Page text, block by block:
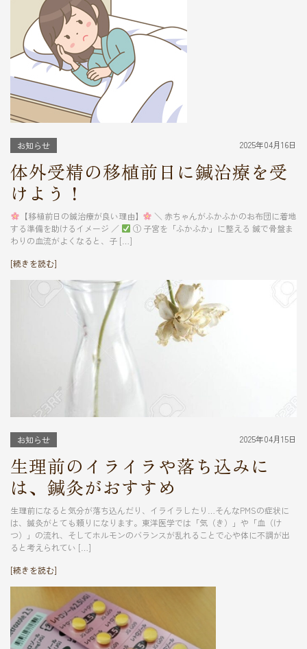
お知らせ 2025年04月16日
体外受精の移植前日に鍼治療を受
けよう！
【移植前日の鍼治療が良い理由】
＼ 赤ちゃんがふかふかのお布団に着地
する準備を助けるイメージ ／
① 子宮を「ふかふか」に整える 鍼で骨盤ま
わりの血流がよくなると、子 […]
[続きを読む]
お知らせ 2025年04月15日
生理前のイライラや落ち込みに
は、鍼灸がおすすめ
生理前になると気分が落ち込んだり、イライラしたり…そんなPMSの症状に
は、鍼灸がとても頼りになります。東洋医学では「気（き）」や「血（け
つ）」の流れ、そしてホルモンのバランスが乱れることで心や体に不調が出
ると考えられてい […]
[続きを読む]